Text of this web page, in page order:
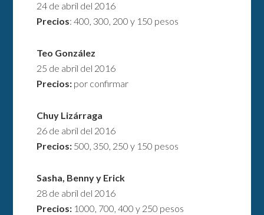
24 de abril del 2016
Precios: 400, 300, 200 y 150 pesos
Teo González
25 de abril del 2016
Precios: por confirmar
Chuy Lizárraga
26 de abril del 2016
Precios: 500, 350, 250 y 150 pesos
Sasha, Benny y Erick
28 de abril del 2016
Precios: 1000, 700, 400 y 250 pesos